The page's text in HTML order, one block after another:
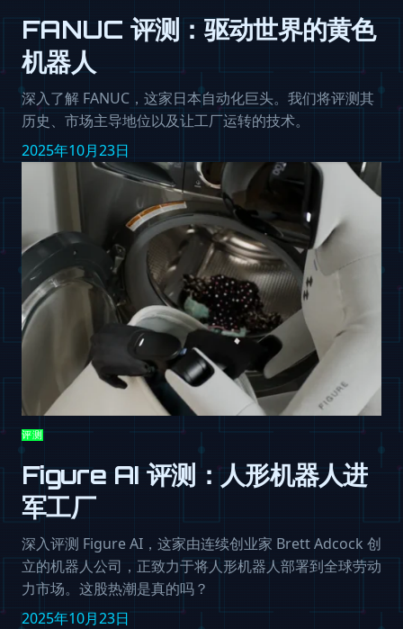
FANUC 评测：驱动世界的黄色
机器人
深入了解 FANUC，这家日本自动化巨头。我们将评测其
历史、市场主导地位以及让工厂运转的技术。
2025年10月23日
评测
Figure AI 评测：人形机器人进
军工厂
深入评测 Figure AI，这家由连续创业家 Brett Adcock 创
立的机器人公司，正致力于将人形机器人部署到全球劳动
力市场。这股热潮是真的吗？
2025年10月23日